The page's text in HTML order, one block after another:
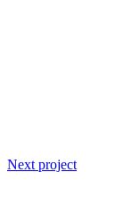
Next project